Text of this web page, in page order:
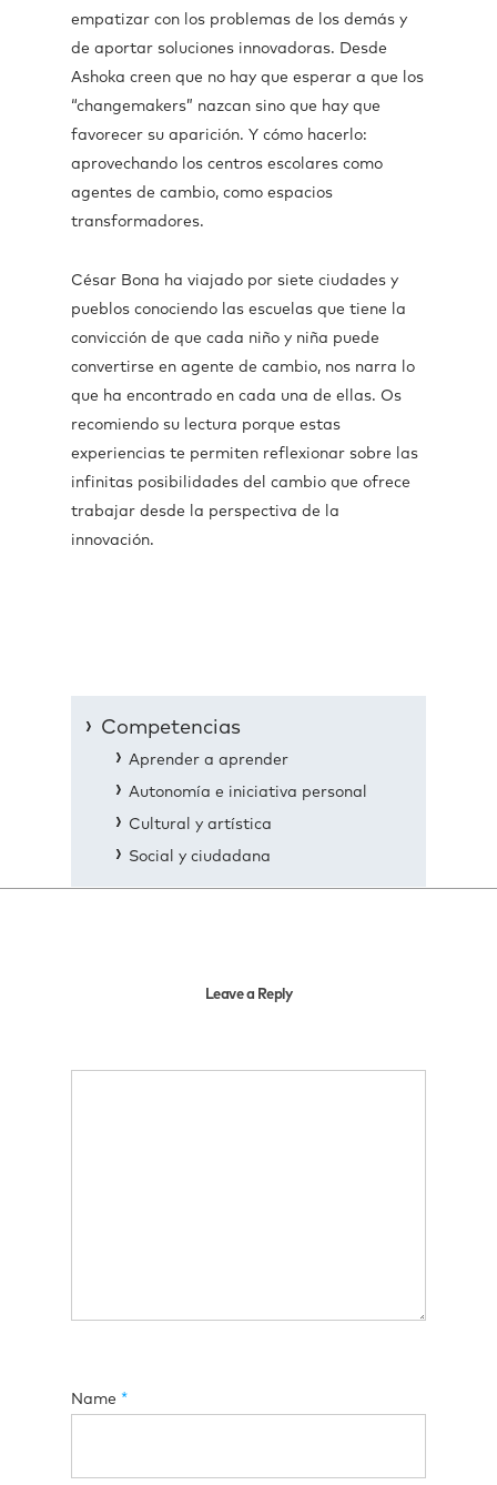
empatizar con los problemas de los demás y
de aportar soluciones innovadoras. Desde
Ashoka creen que no hay que esperar a que los
“changemakers” nazcan sino que hay que
favorecer su aparición. Y cómo hacerlo:
aprovechando los centros escolares como
agentes de cambio, como espacios
transformadores.
César Bona ha viajado por siete ciudades y
pueblos conociendo las escuelas que tiene la
convicción de que cada niño y niña puede
convertirse en agente de cambio, nos narra lo
que ha encontrado en cada una de ellas. Os
recomiendo su lectura porque estas
experiencias te permiten reflexionar sobre las
infinitas posibilidades del cambio que ofrece
trabajar desde la perspectiva de la
innovación.
Competencias
Aprender a aprender
Autonomía e iniciativa personal
Cultural y artística
Social y ciudadana
Leave a Reply
Name *